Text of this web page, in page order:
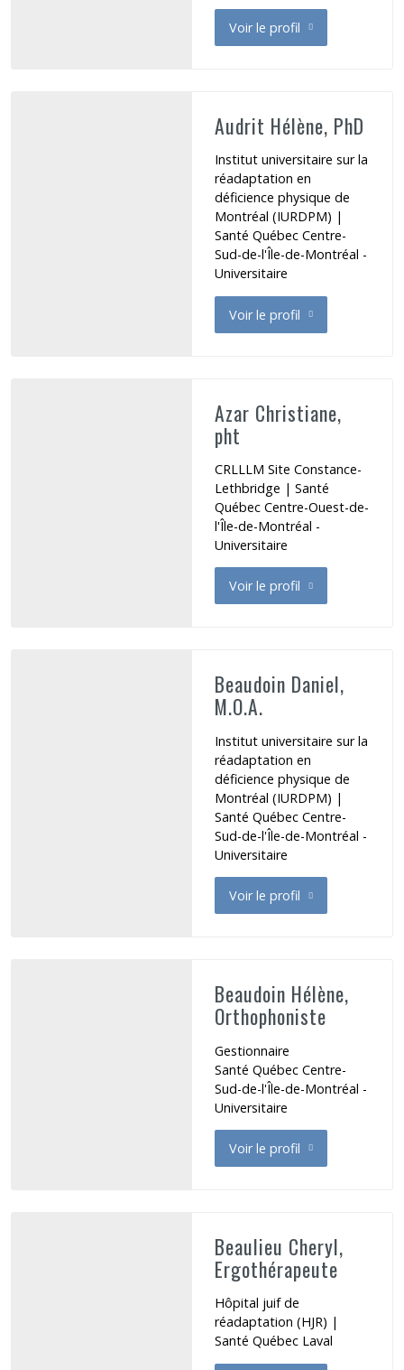
Voir le profil
de Arcand Jean-François
Audrit Hélène, PhD
Institut universitaire sur la
réadaptation en
déficience physique de
Montréal (IURDPM) |
Santé Québec Centre-
Sud-de-l'Île-de-Montréal -
Universitaire
Voir le profil
de Audrit Hélène
Azar Christiane,
pht
CRLLLM Site Constance-
Lethbridge | Santé
Québec Centre-Ouest-de-
l'Île-de-Montréal -
Universitaire
Voir le profil
de Azar Christiane
Beaudoin Daniel,
M.O.A.
Institut universitaire sur la
réadaptation en
déficience physique de
Montréal (IURDPM) |
Santé Québec Centre-
Sud-de-l'Île-de-Montréal -
Universitaire
Voir le profil
de Beaudoin Daniel
Beaudoin Hélène,
Orthophoniste
Gestionnaire
Santé Québec Centre-
Sud-de-l'Île-de-Montréal -
Universitaire
Voir le profil
de Beaudoin Hélène
Beaulieu Cheryl,
Ergothérapeute
Hôpital juif de
réadaptation (HJR) |
Santé Québec Laval